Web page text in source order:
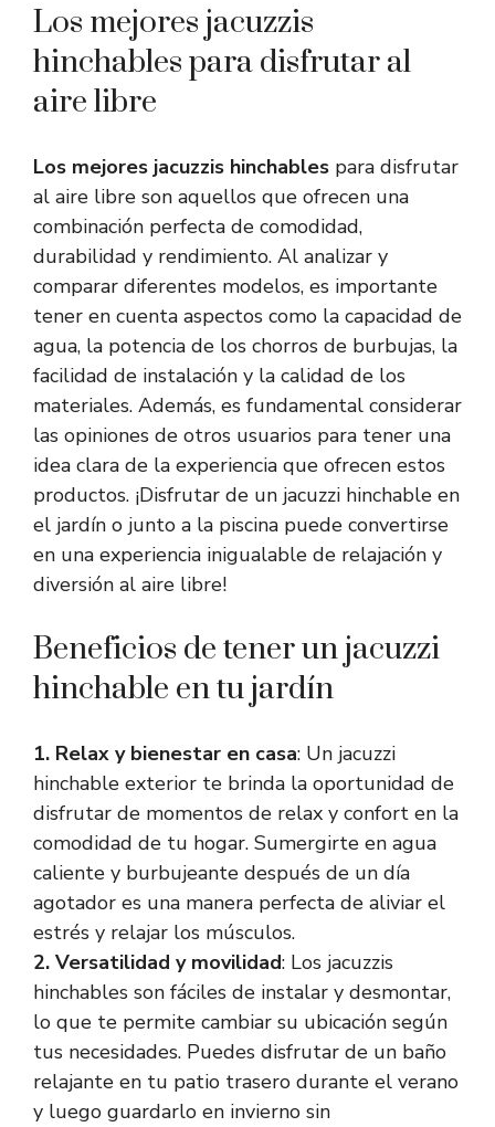
Los mejores jacuzzis
hinchables para disfrutar al
aire libre
Los mejores jacuzzis hinchables para disfrutar
al aire libre son aquellos que ofrecen una
combinación perfecta de comodidad,
durabilidad y rendimiento. Al analizar y
comparar diferentes modelos, es importante
tener en cuenta aspectos como la capacidad de
agua, la potencia de los chorros de burbujas, la
facilidad de instalación y la calidad de los
materiales. Además, es fundamental considerar
las opiniones de otros usuarios para tener una
idea clara de la experiencia que ofrecen estos
productos. ¡Disfrutar de un jacuzzi hinchable en
el jardín o junto a la piscina puede convertirse
en una experiencia inigualable de relajación y
diversión al aire libre!
Beneficios de tener un jacuzzi
hinchable en tu jardín
1. Relax y bienestar en casa: Un jacuzzi
hinchable exterior te brinda la oportunidad de
disfrutar de momentos de relax y confort en la
comodidad de tu hogar. Sumergirte en agua
caliente y burbujeante después de un día
agotador es una manera perfecta de aliviar el
estrés y relajar los músculos.
2. Versatilidad y movilidad: Los jacuzzis
hinchables son fáciles de instalar y desmontar,
lo que te permite cambiar su ubicación según
tus necesidades. Puedes disfrutar de un baño
relajante en tu patio trasero durante el verano
y luego guardarlo en invierno sin